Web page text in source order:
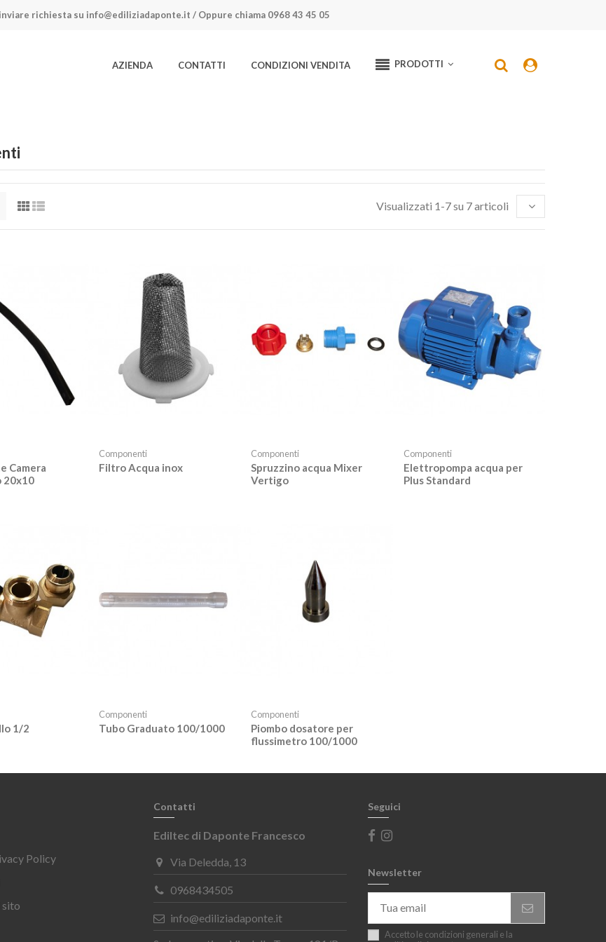
richiesta su info@ediliziadaponte.it / Oppure chiama 0968 43 45 05
PRODOTTI
CONDIZIONI VENDITA
CONTATTI
AZIENDA
Visualizzati 1-7 su 7 articoli
Camera
20x10
Componenti
Filtro Acqua inox
Componenti
Spruzzino acqua Mixer
Vertigo
Componenti
Elettropompa acqua per
Plus Standard
1/2
Componenti
Tubo Graduato 100/1000
Componenti
Piombo dosatore per
flussimetro 100/1000
Policy
sito
Contatti
Ediltec di Daponte Francesco
Via Deledda, 13
0968434505
info@ediliziadaponte.it
Seguici
Newsletter
Accetto le condizioni generali e la